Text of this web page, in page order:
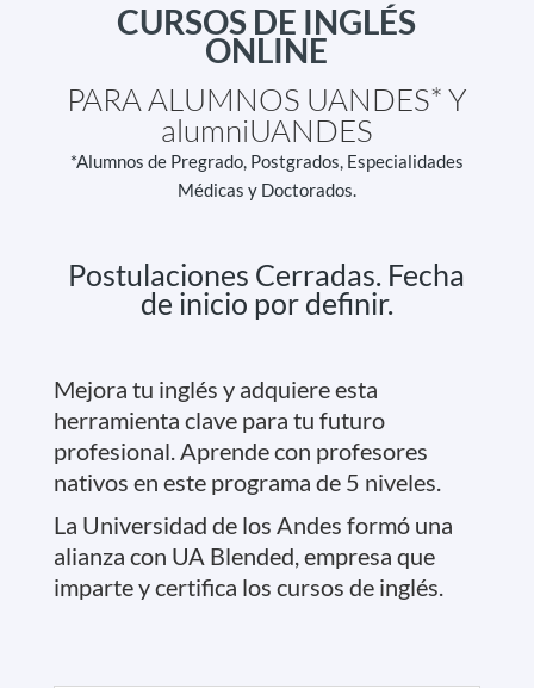
CURSOS DE INGLÉS
ONLINE
PARA ALUMNOS UANDES* Y
alumniUANDES
*Alumnos de Pregrado, Postgrados, Especialidades
Médicas y Doctorados.
Postulaciones Cerradas. Fecha
de inicio por definir.
Mejora tu inglés y adquiere esta
herramienta clave para tu futuro
profesional. Aprende con profesores
nativos en este programa de 5 niveles.
La Universidad de los Andes formó una
alianza con UA Blended, empresa que
imparte y certifica los cursos de inglés.